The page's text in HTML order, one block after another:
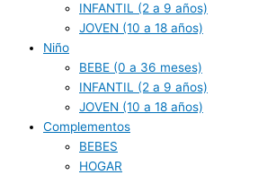
INFANTIL (2 a 9 años)
JOVEN (10 a 18 años)
Niño
BEBE (0 a 36 meses)
INFANTIL (2 a 9 años)
JOVEN (10 a 18 años)
Complementos
BEBES
HOGAR